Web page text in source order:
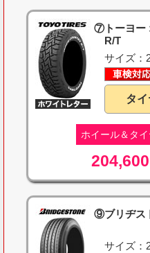
⑦トーヨー
R/T
サイズ：
タ
ホイール＆タ
204,600
⑨ブリヂス
サイズ：